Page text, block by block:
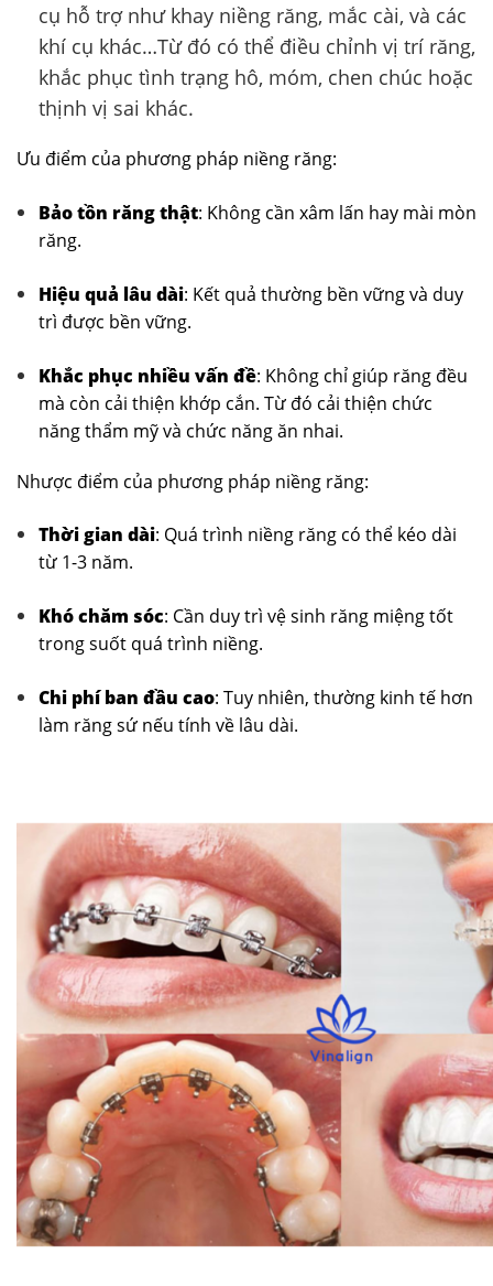
cụ hỗ trợ như khay niềng răng, mắc cài, và các
khí cụ khác…Từ đó có thể điều chỉnh vị trí răng,
khắc phục tình trạng hô, móm, chen chúc hoặc
thịnh vị sai khác.
Ưu điểm của phương pháp niềng răng:
Bảo tồn răng thật: Không cần xâm lấn hay mài mòn
răng.
Hiệu quả lâu dài: Kết quả thường bền vững và duy
trì được bền vững.
Khắc phục nhiều vấn đề: Không chỉ giúp răng đều
mà còn cải thiện khớp cắn. Từ đó cải thiện chức
năng thẩm mỹ và chức năng ăn nhai.
Nhược điểm của phương pháp niềng răng:
Thời gian dài: Quá trình niềng răng có thể kéo dài
từ 1-3 năm.
Khó chăm sóc: Cần duy trì vệ sinh răng miệng tốt
trong suốt quá trình niềng.
Chi phí ban đầu cao: Tuy nhiên, thường kinh tế hơn
làm răng sứ nếu tính về lâu dài.